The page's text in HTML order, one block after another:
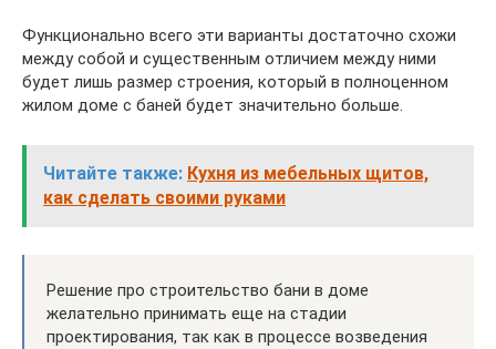
Функционально всего эти варианты достаточно схожи
между собой и существенным отличием между ними
будет лишь размер строения, который в полноценном
жилом доме с баней будет значительно больше.
Читайте также: Кухня из мебельных щитов,
как сделать своими руками
Решение про строительство бани в доме
желательно принимать еще на стадии
проектирования, так как в процессе возведения